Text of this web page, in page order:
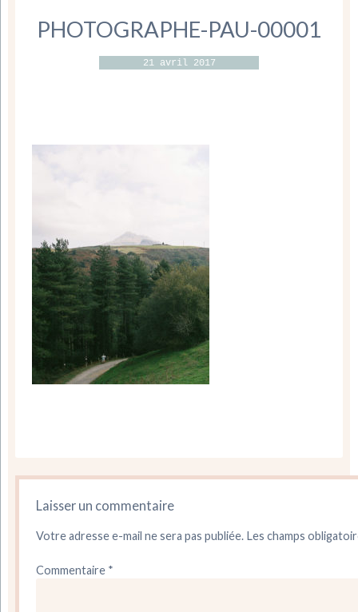
PHOTOGRAPHE-PAU-00001
21 avril 2017
Laisser un commentaire
Votre adresse e-mail ne sera pas publiée. Les champs
Commentaire *